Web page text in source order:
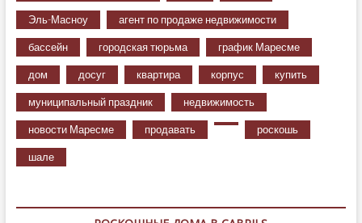
Эль-Масноу агент по продаже недвижимости
бассейн городская тюрьма график Маресме
дом досуг квартира корпус купить
муниципальный праздник недвижимость
новости Маресме продавать роскошь
шале